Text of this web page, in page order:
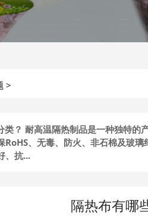
>
类？ 耐高温隔热制品是一种独特
RoHS、无毒、防火、非石棉及玻
、抗...
隔热布有哪